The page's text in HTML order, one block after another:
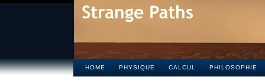
HOME PHYSIQUE CALCUL PHILOSOPHIE